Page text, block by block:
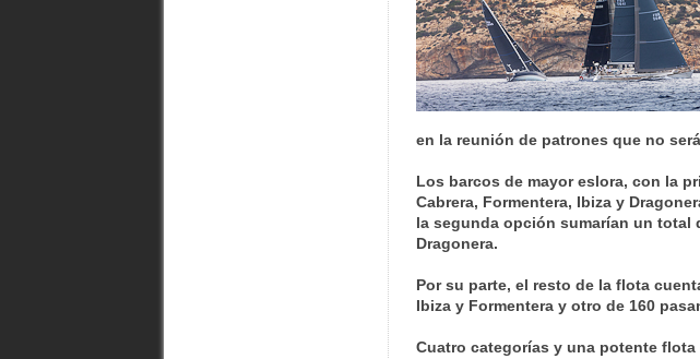
en la reunión de patrones que no
Los barcos de mayor eslora, con la
Cabrera, Formentera, Ibiza y
la segunda opción sumarían un
Dragonera.
Por su parte, el resto de la flota
Ibiza y Formentera y otro de 160
Cuatro categorías y una potente